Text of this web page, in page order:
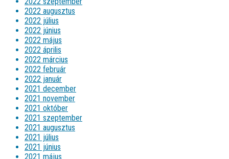
2022 augusztus
2022 július
2022 június
2022 május
2022 április
2022 március
2022 február
2022 január
2021 december
2021 november
2021 október
2021 szeptember
2021 augusztus
2021 július
2021 június
2021 május